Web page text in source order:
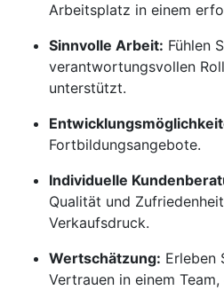
Arbeitsplatz in einem
Sinnvolle Arbeit: Fühlen
verantwortungsvollen
unterstützt.
Fortbildungsangebote.
Individuelle
Qualität und
Verkaufsdruck.
Wertschätzung: Erleben
Vertrauen in einem